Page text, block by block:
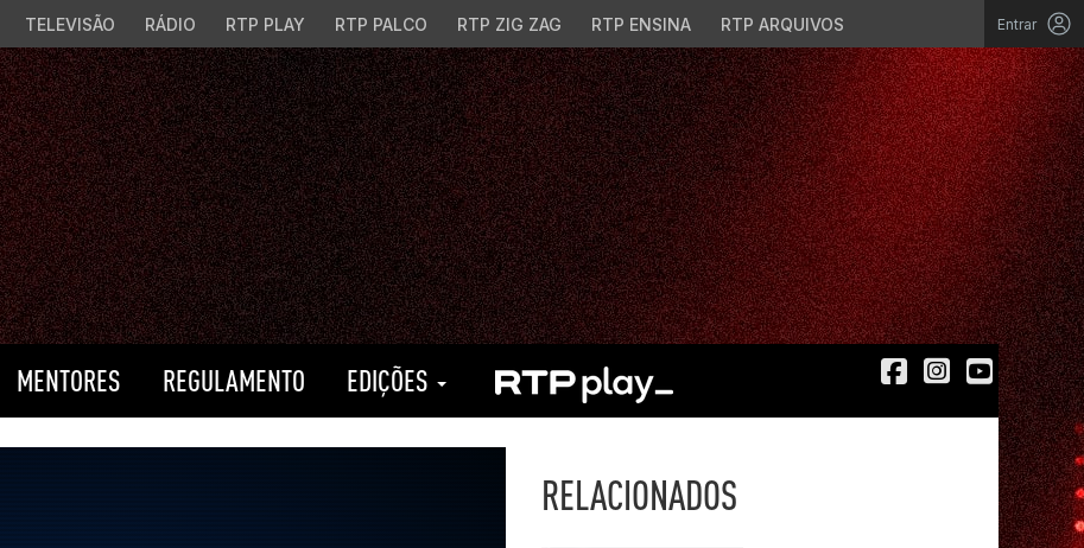
TELEVISÃO RÁDIO RTP PLAY RTP PALCO RTP ZIG ZAG RTP ENSINA RTP ARQUIVOS Entrar
MENTORES REGULAMENTO EDIÇÕES
RELACIONADOS